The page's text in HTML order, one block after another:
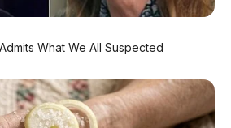
GUDANG DEALER 2026
RP 1,5 JT
RESMI (BPKB + STNK)
Kondisi Unit Terawat
What We All Suspected